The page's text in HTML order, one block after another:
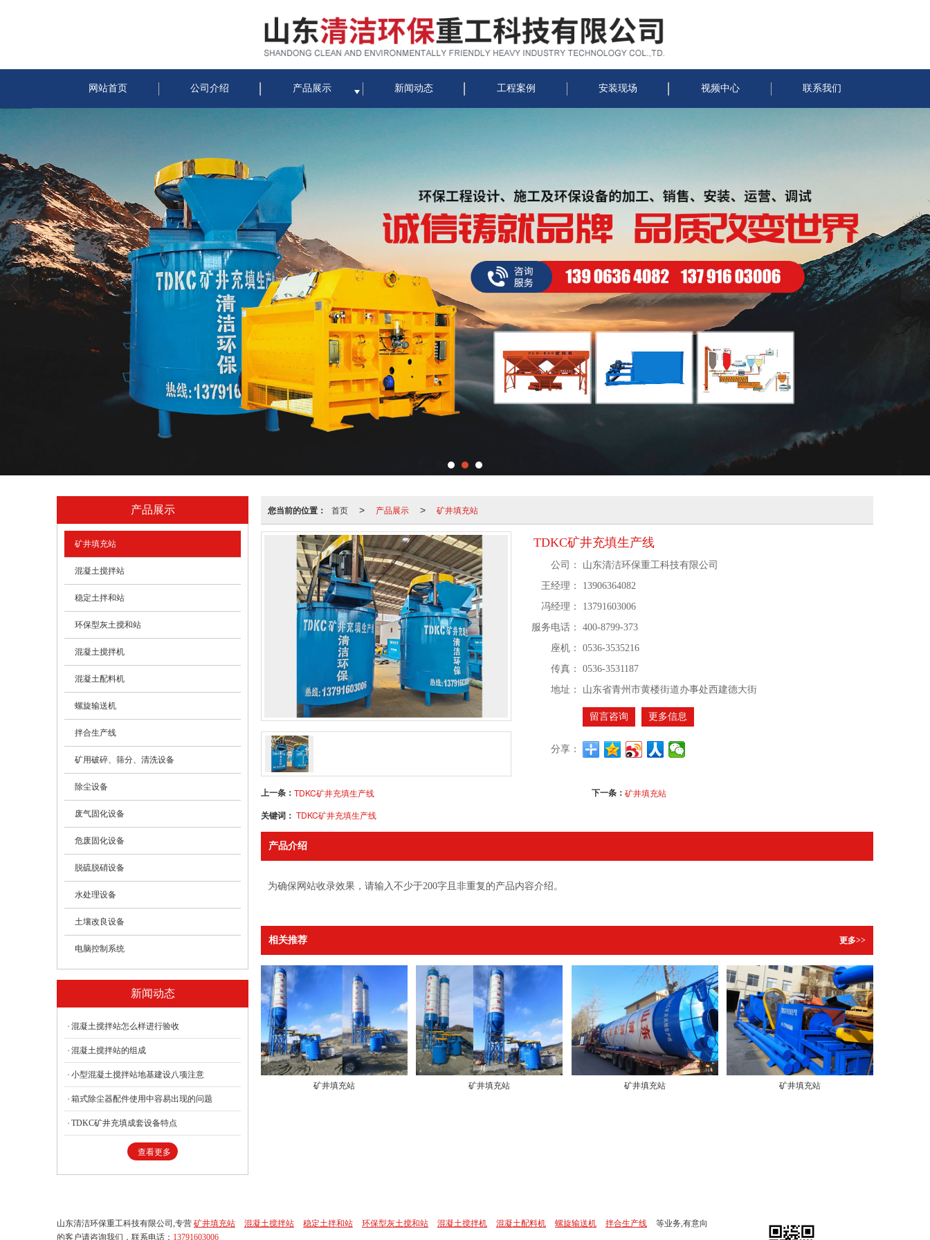
网站首页 公司介绍 产品展示 新闻动态 工程案例 安装现场 视频中心 联系我们
您当前的位置： 首页 > 产品展示 > 矿井填充站
TDKC矿井充填生产线
公司：
山东清洁环保重工科技有限公司
王经理：
13906364082
冯经理：
13791603006
服务电话：
400-8799-373
座机：
0536-3535216
传真：
0536-3531187
地址：
山东省青州市黄楼街道办事处西建德大街
留言咨询 更多信息
分享：
上一条： TDKC矿井充填生产线 下一条： 矿井填充站
关键词： TDKC矿井充填生产线
产品介绍
为确保网站收录效果，请输入不少于200字且非重复的产品内容介绍。
相关推荐 更多>>
矿井填充站 矿井填充站 矿井填充站 矿井填充站
产品展示
矿井填充站
混凝土搅拌站
稳定土拌和站
环保型灰土搅和站
混凝土搅拌机
混凝土配料机
螺旋输送机
拌合生产线
矿用破碎、筛分、清洗设备
除尘设备
废气固化设备
危废固化设备
脱硫脱硝设备
水处理设备
土壤改良设备
电脑控制系统
新闻动态
混凝土搅拌站怎么样进行验收
混凝土搅拌站的组成
小型混凝土搅拌站地基建设八项注意
箱式除尘器配件使用中容易出现的问题
TDKC矿井充填成套设备特点
查看更多
山东清洁环保重工科技有限公司,专营 矿井填充站 混凝土搅拌站 稳定土拌和站 环保型灰土搅和站 混凝土搅拌机 混凝土配料机 螺旋输送机 拌合生产线
等业务,有意向
的客户请咨询我们，联系电话： 13791603006